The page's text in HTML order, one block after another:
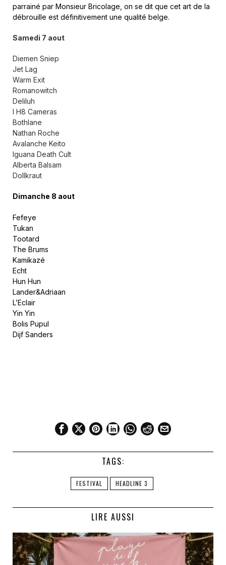
parrainé par Monsieur Bricolage, on se dit que cet art de la
débrouille est définitivement une qualité belge.
Samedi 7 aout
Diemen Sniep
Jet Lag
Warm Exit
Romanowitch
Deliluh
I H8 Cameras
Bothlane
Nathan Roche
Avalanche Keito
Iguana Death Cult
Alberta Balsam
Dollkraut
Dimanche 8 aout
Fefeye
Tukan
Tootard
The Brums
Kamikazé
Echt
Hun Hun
Lander&Adriaan
L’Eclair
Yin Yin
Bolis Pupul
Dijf Sanders
TAGS:
FESTIVAL HEADLINE 3
LIRE AUSSI